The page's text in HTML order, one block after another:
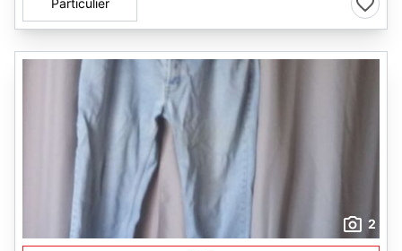
Particulier
2